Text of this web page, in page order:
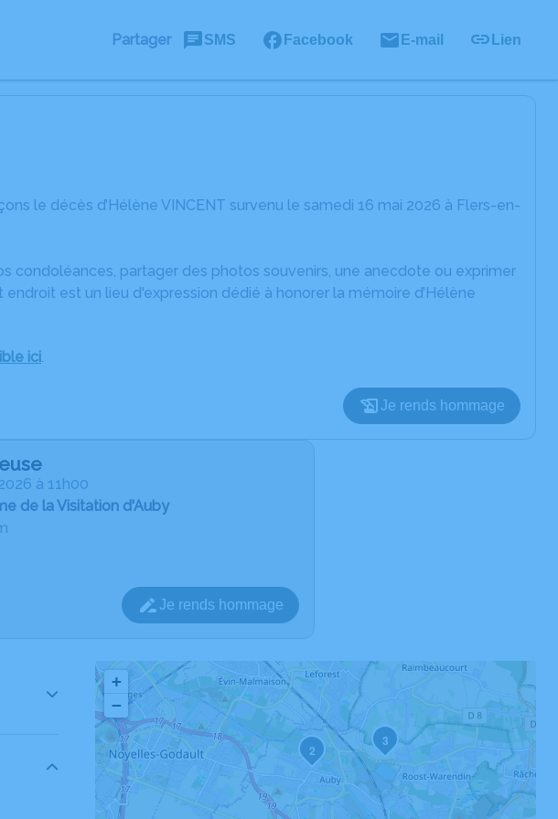
Partager SMS Facebook E-mail Lien
le décès d’Hélène VINCENT survenu le samedi 16 mai 2026 à Flers-en-
condoléances, partager des photos souvenirs, une anecdote ou exprimer
est un lieu d'expression dédié à honorer la mémoire d’Hélène
ici.
Je rends hommage
à 11h00
de la Visitation d'Auby
Je rends hommage
2
3
+
−